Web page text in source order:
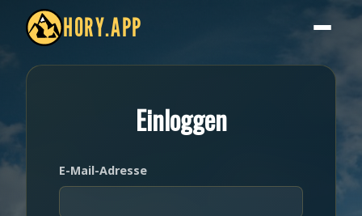
HORY.APP
Einloggen
E-Mail-Adresse